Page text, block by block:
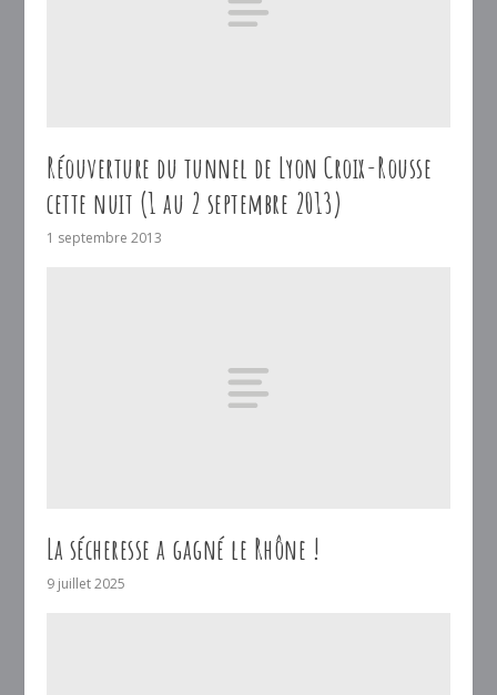
Réouverture du tunnel de Lyon Croix-Rousse
cette nuit (1 au 2 septembre 2013)
1 septembre 2013
La sécheresse a gagné le Rhône !
9 juillet 2025